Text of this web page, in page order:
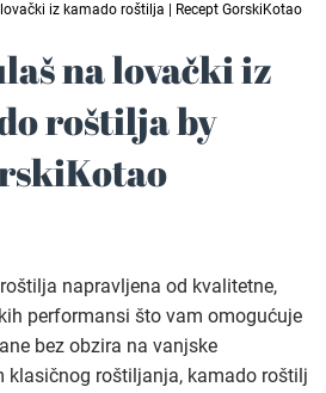
iz kamado roštilja | Recept GorskiKotao
na lovački iz
roštilja by
napravljena od kvalitetne,
performansi što vam omogućuje
bez obzira na vanjske
klasičnog roštiljanja, kamado roštilj